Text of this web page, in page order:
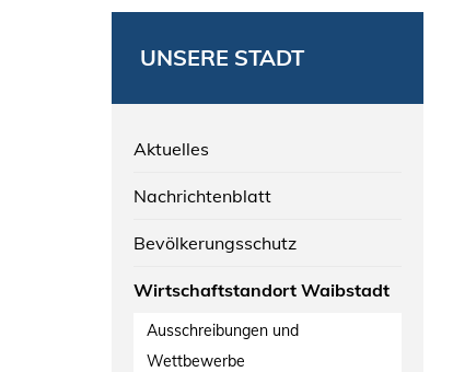
UNSERE STADT
Aktuelles
Nachrichtenblatt
Bevölkerungsschutz
Wirtschaftstandort Waibstadt
Ausschreibungen und
Wettbewerbe